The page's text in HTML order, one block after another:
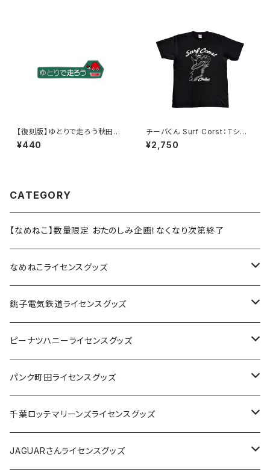
【復刻版】ゆとりで走ろう秋田県
（緑）：ステッカー
¥440
チーバくん Surf Corst：Tシャ
ツ（Black）
¥2,750
CATEGORY
【なめねこ】数量限定 おたのしみ企画！なくなり次第終了
なめねこライセンスグッズ
Tシャツ
キャップ
ステッカー
缶バッジ
ホテルキーホルダー
銚子電気鉄道ライセンスグッズ
ステッカー
缶バッジ
アクリルキーホルダー
ホテルキーホルダー
ピーナツハニーライセンスグッズ
Tシャツ
キャップ
バッグ
パンク町田ライセンスグッズ
Tシャツ
キャップ
千葉ロッテマリーンズライセンスグッズ
ステッカー
JAGUARさんライセンスグッズ